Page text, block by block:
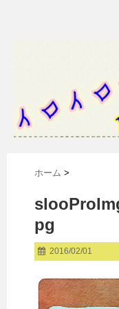
ホーム >
pg
2016/02/01